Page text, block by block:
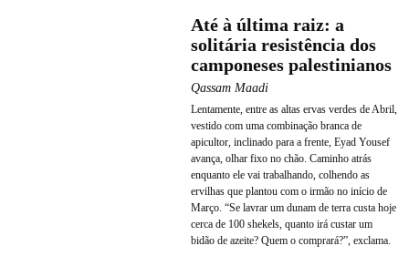
Até à última raiz: a
solitária resistência dos
camponeses palestinianos
Qassam Maadi
Lentamente, entre as altas ervas verdes de Abril,
vestido com uma combinação branca de
apicultor, inclinado para a frente, Eyad Yousef
avança, olhar fixo no chão. Caminho atrás
enquanto ele vai trabalhando, colhendo as
ervilhas que plantou com o irmão no início de
Março. “Se lavrar um dunam de terra custa hoje
cerca de 100 shekels, quanto irá custar um
bidão de azeite? Quem o comprará?”, exclama.